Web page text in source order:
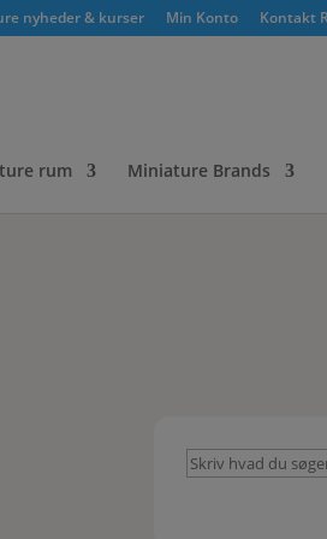
nyheder & kurser Min Konto Kontakt
rum Miniature Brands
Skriv